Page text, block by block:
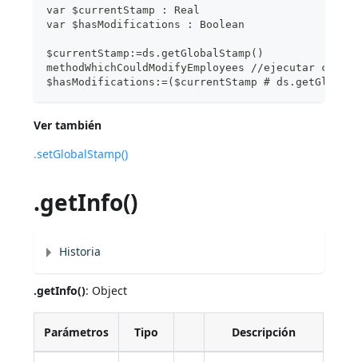
var $currentStamp : Real
var $hasModifications : Boolean
$currentStamp:=ds.getGlobalStamp()
methodWhichCouldModifyEmployees //ejecutar
$hasModifications:=($currentStamp #
Ver también
.setGlobalStamp()
.getInfo()
Historia
.getInfo(): Object
Parámetros Tipo Descripción